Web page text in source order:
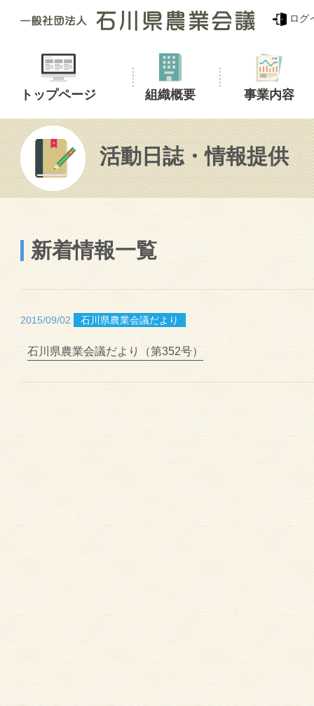
ログ
トップページ 組織概要 事業内容
活動日誌・情報提供
新着情報一覧
2015/09/02 石川県農業会議だより
石川県農業会議だより（第352号）